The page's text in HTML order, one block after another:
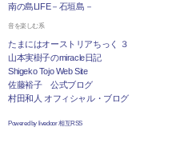
南の島LIFE－石垣島－
音を楽しむ系
たまにはオーストリアちっく ３
山本実樹子のmiracle日記
Shigeko Tojo Web Site
佐藤裕子 公式ブログ
村田和人 オフィシャル・ブログ
Powered by livedoor 相互RSS